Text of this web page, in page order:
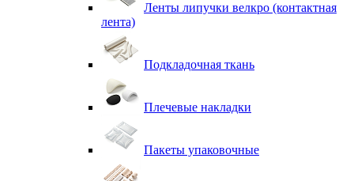
Ленты липучки велкро (контактная
лента)
Подкладочная ткань
Плечевые накладки
Пакеты упаковочные